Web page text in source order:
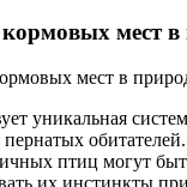
кормовых мест в
уникальная
птиц могут